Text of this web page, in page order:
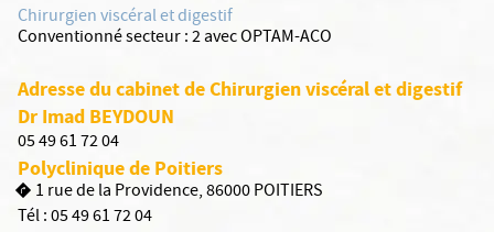
Chirurgien viscéral et digestif
Conventionné secteur :2 avec OPTAM-ACO
Adresse du cabinet de Chirurgien viscéral et digestif
Dr Imad BEYDOUN
05 49 61 72 04
Polyclinique de Poitiers
1 rue de la Providence, 86000 POITIERS
Tél :05 49 61 72 04